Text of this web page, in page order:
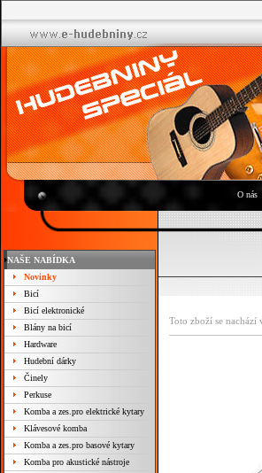
O nás
NAŠE NABÍDKA
Novinky
Bicí
Bicí elektronické
Blány na bicí
Hardware
Hudební dárky
Činely
Perkuse
Komba a zes.pro elektrické kytary
Klávesové komba
Komba a zes.pro basové kytary
Komba pro akustické nástroje
Toto zboží se nachází